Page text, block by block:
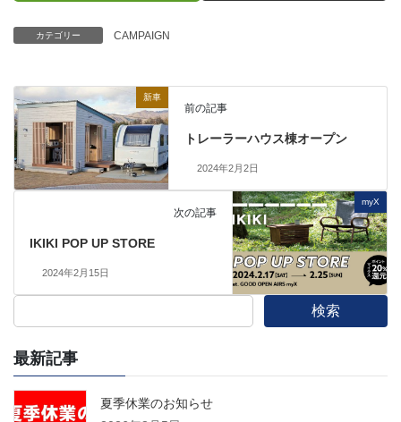
カテゴリー CAMPAIGN
新車
前の記事
トレーラーハウス棟オープン
2024年2月2日
myX
次の記事
IKIKI POP UP STORE
2024年2月15日
検索
最新記事
夏季休業のお知らせ